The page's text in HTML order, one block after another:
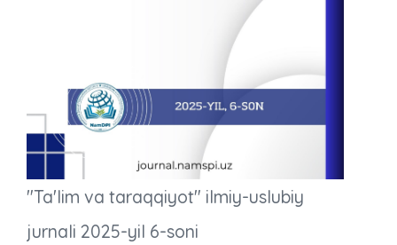
"Ta'lim va taraqqiyot" ilmiy-uslubiy
jurnali 2025-yil 6-soni